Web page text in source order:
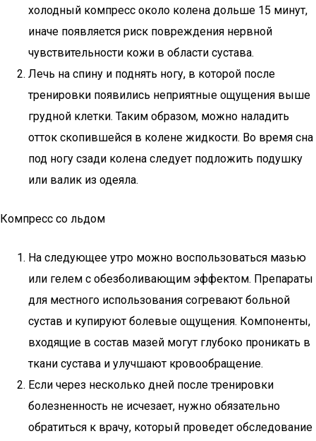
холодный компресс около колена дольше 15 минут,
иначе появляется риск повреждения нервной
чувствительности кожи в области сустава.
Лечь на спину и поднять ногу, в которой после
тренировки появились неприятные ощущения выше
грудной клетки. Таким образом, можно наладить
отток скопившейся в колене жидкости. Во время сна
под ногу сзади колена следует подложить подушку
или валик из одеяла.
Компресс со льдом
На следующее утро можно воспользоваться мазью
или гелем с обезболивающим эффектом. Препараты
для местного использования согревают больной
сустав и купируют болевые ощущения. Компоненты,
входящие в состав мазей могут глубоко проникать в
ткани сустава и улучшают кровообращение.
Если через несколько дней после тренировки
болезненность не исчезает, нужно обязательно
обратиться к врачу, который проведет обследование